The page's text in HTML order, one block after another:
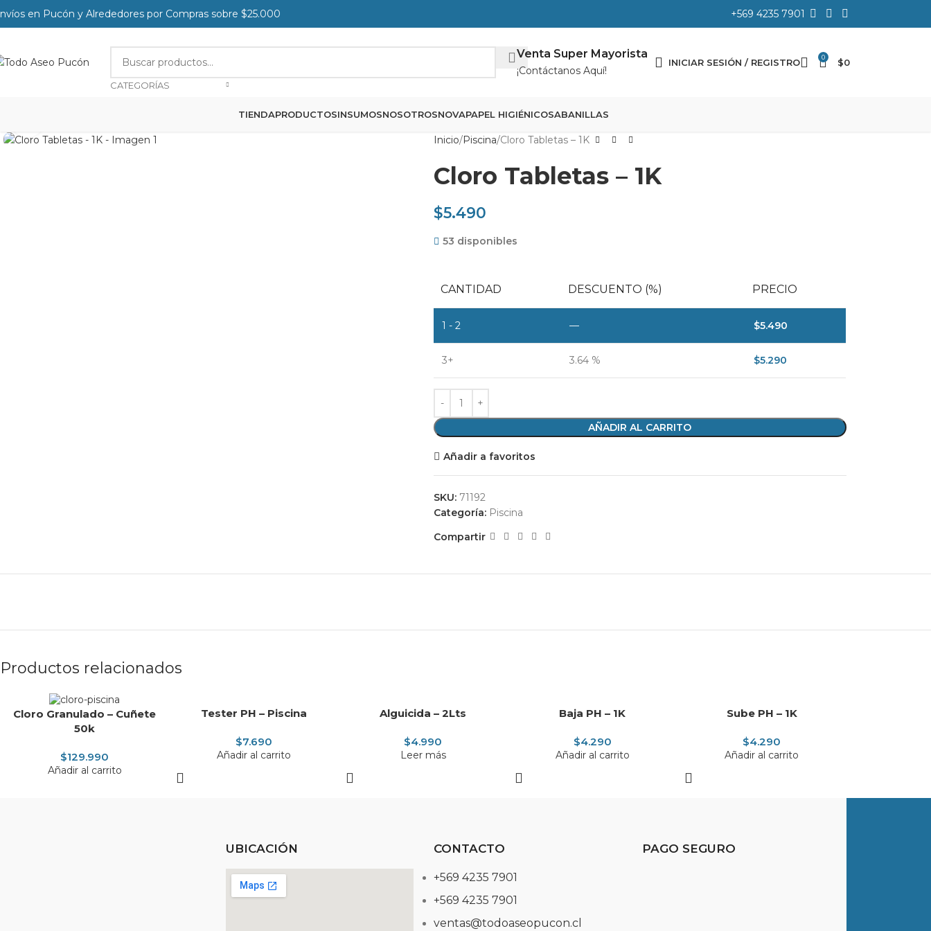
en Pucón y Alrededores por Compras sobre $25.000 +569 4235 7901
CATEGORÍAS
Venta Super Mayorista
¡Contáctanos Aquí!
INICIAR SESIÓN / REGISTRO 0 $0
TIENDAPRODUCTOSINSUMOSNOSOTROSNOVAPAPEL HIGIÉNICOSABANILLAS
Inicio Piscina Cloro Tabletas – 1K
Cloro Tabletas – 1K
$5.490
53 disponibles
CANTIDAD DESCUENTO (%) PRECIO
1 - 2 — $5.490
3+ 3.64 % $5.290
AÑADIR AL CARRITO
Añadir a favoritos
SKU: 71192
Categoría: Piscina
Compartir
Productos relacionados
Cloro Granulado – Cuñete
50k
$129.990
Añadir al carrito
Tester PH – Piscina
$7.690
Añadir al carrito
AGOTADOAlguicida – 2Lts
$4.990
Leer más
Baja PH – 1K
$4.290
Añadir al carrito
Sube PH – 1K
$4.290
Añadir al carrito
UBICACIÓN CONTACTO
+569 4235 7901
+569 4235 7901
ventas@todoaseopucon.cl
PAGO SEGURO